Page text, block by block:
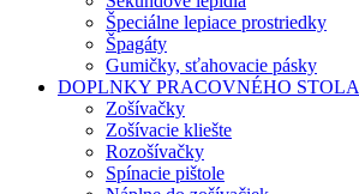
Špeciálne lepiace prostriedky
Špagáty
Gumičky, sťahovacie pásky
DOPLNKY PRACOVNÉHO STOLA
Zošívačky
Zošívacie kliešte
Rozošívačky
Spínacie pištole